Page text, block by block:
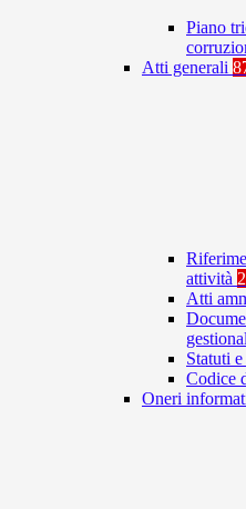
Piano
Atti generali
attività
Atti
Statuti
Codice
Oneri